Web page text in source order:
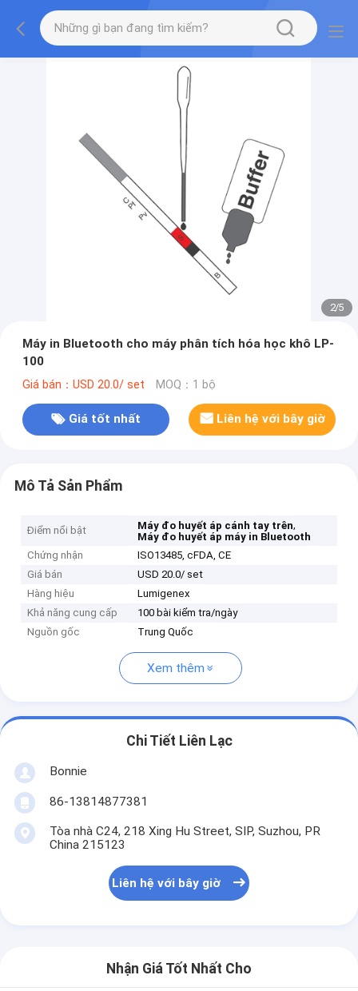
2/5
Máy in Bluetooth cho máy phân tích hóa học khô LP-
100
Giá bán：USD 20.0/ set MOQ：1 bộ
Giá tốt nhất Liên hệ với bây giờ
Mô Tả Sản Phẩm
Điểm nổi bật Máy đo huyết áp cánh tay trên,
Máy đo huyết áp máy in Bluetooth
Chứng nhận
ISO13485, cFDA, CE
Giá bán
USD 20.0/ set
Hàng hiệu
Lumigenex
Khả năng cung cấp
100 bài kiểm tra/ngày
Nguồn gốc
Trung Quốc
Xem thêm
Chi Tiết Liên Lạc
Bonnie
86-13814877381
Tòa nhà C24, 218 Xing Hu Street, SIP, Suzhou, PR
China 215123
Liên hệ với bây giờ
Nhận Giá Tốt Nhất Cho